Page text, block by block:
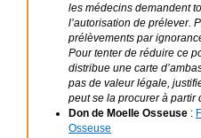
les médecins demandent
l’autorisation de prélever.
prélèvements par
Pour tenter de réduire ce
distribue une carte
pas de valeur légale,
peut se la procurer à partir
Don de Moelle Osseuse :
Osseuse